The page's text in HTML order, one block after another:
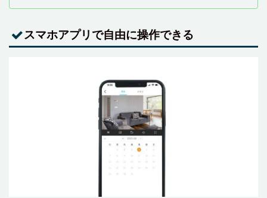
スマホアプリで自由に操作できる